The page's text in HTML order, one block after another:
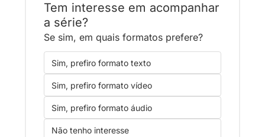
Tem interesse em acompanhar
a série?
Se sim, em quais formatos prefere?
Sim, prefiro formato texto
Sim, prefiro formato vídeo
Sim, prefiro formato áudio
Não tenho interesse